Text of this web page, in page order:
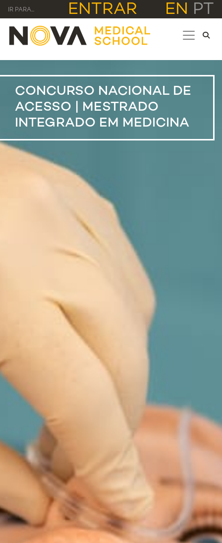
IR PARA... ENTRAR EN PT
CONCURSO NACIONAL DE
ACESSO | MESTRADO
INTEGRADO EM MEDICINA